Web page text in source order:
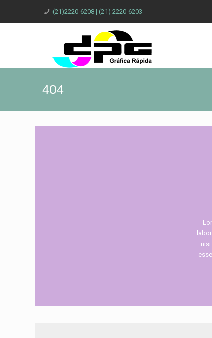
(21)2220-6208 | (21) 2220-6203
404